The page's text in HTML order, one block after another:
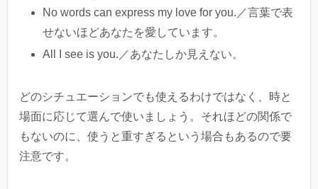
No words can express my love for you.／言葉で表
せないほどあなたを愛しています。
All I see is you.／あなたしか見えない。
どのシチュエーションでも使えるわけではなく、時と
場面に応じて選んで使いましょう。それほどの関係で
もないのに、使うと重すぎるという場合もあるので要
注意です。